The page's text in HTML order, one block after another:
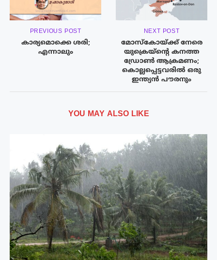
PREVIOUS POST
കാര്യമൊക്കെ ശരി;
എന്നാലും
NEXT POST
മോസ്കോയ്ക്ക് നേരെ
യുക്രെയ്ൻ്റെ കനത്ത
ഡ്രോൺ ആക്രമണം;
കൊല്ലപ്പെട്ടവരിൽ ഒരു
ഇന്ത്യൻ പൗരനും
YOU MAY ALSO LIKE